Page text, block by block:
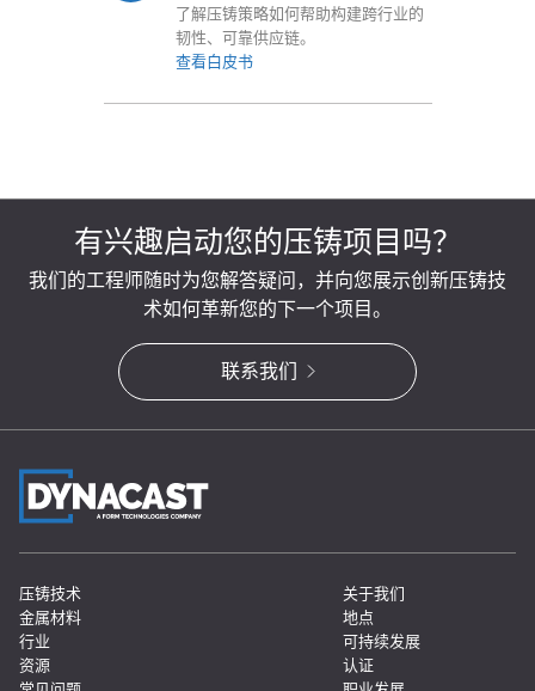
了解压铸策略如何帮助构建跨行业的
韧性、可靠供应链。
查看白皮书
有兴趣启动您的压铸项目吗？
我们的工程师随时为您解答疑问，并向您展示创新压铸技
术如何革新您的下一个项目。
联系我们
压铸技术
金属材料
行业
资源
关于我们
地点
可持续发展
认证